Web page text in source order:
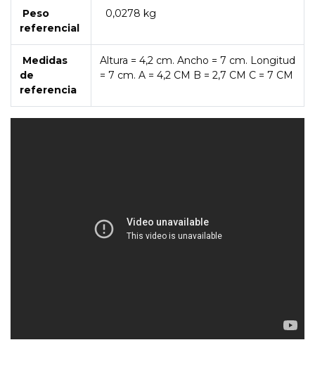
Peso
referencial
0,0278 kg
Medidas
de
referencia
Altura = 4,2 cm. Ancho = 7 cm. Longitud
= 7 cm. A = 4,2 CM B = 2,7 CM C = 7 CM